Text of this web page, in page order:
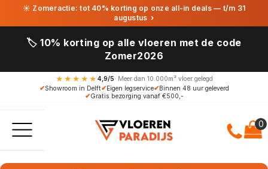
☀ Zomeractie: tot 40% korting op onze all-in deals — t/m 31
augustus ›
🏷️ 10% korting op alle vloeren met de code
Zomer2026
★★★★★ 4,9/5· Meer dan 10.000m² vloer gelegd
✔Showroom in Delft✔Eigen legservice✔Binnen 48 uur geleverd
✔Gratis bezorging vanaf €500,-